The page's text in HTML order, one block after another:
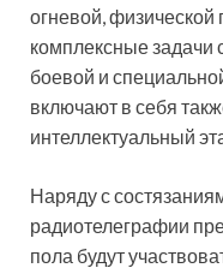
огневой, физической
комплексные задачи
боевой и
включают в себя
интеллектуальный
Наряду с
радиотелеграфии
пола будут